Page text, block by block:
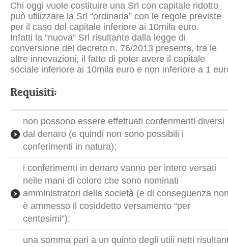
Chi oggi vuole costituire una Srl con capitale ridotto
può utilizzare la Srl “ordinaria” con le regole previste
per il caso del capitale inferiore ai 10mila euro.
Infatti la “nuova” Srl risultante dalla legge di
conversione del decreto n. 76/2013 presenta, tra le
altre innovazioni, il fatto di poter avere il capitale
sociale inferiore ai 10mila euro e non inferiore a 1
Requisiti:
non possono essere effettuati conferimenti diversi
dal denaro (e quindi non sono possibili i
conferimenti in natura);
i conferimenti in denaro vanno per intero versati
nelle mani di coloro che sono nominati
amministratori della società (e di conseguenza
è ammesso il cosiddetto versamento “per
centesimi”);
una somma pari a un quinto degli utili netti